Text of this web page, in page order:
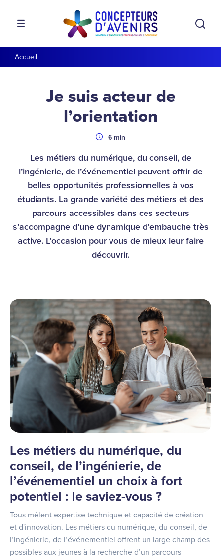
Aller au contenu
Aller à la navigation
MENU
Accueil
Je suis acteur de
l’orientation
Durée
6 min
Les métiers du numérique, du conseil, de
l’ingénierie, de l’événementiel peuvent offrir de
belles opportunités professionnelles à vos
étudiants. La grande variété des métiers et des
parcours accessibles dans ces secteurs
s’accompagne d’une dynamique d’embauche très
active. L’occasion pour vous de mieux leur faire
découvrir.
Les métiers du numérique, du
conseil, de l’ingénierie, de
l’événementiel un choix à fort
potentiel : le saviez-vous ?
Tous mêlent expertise technique et capacité de création
et d'innovation. Les métiers du numérique, du conseil, de
l’ingénierie, de l’événementiel offrent un large champ des
possibles aux jeunes à la recherche d’un parcours